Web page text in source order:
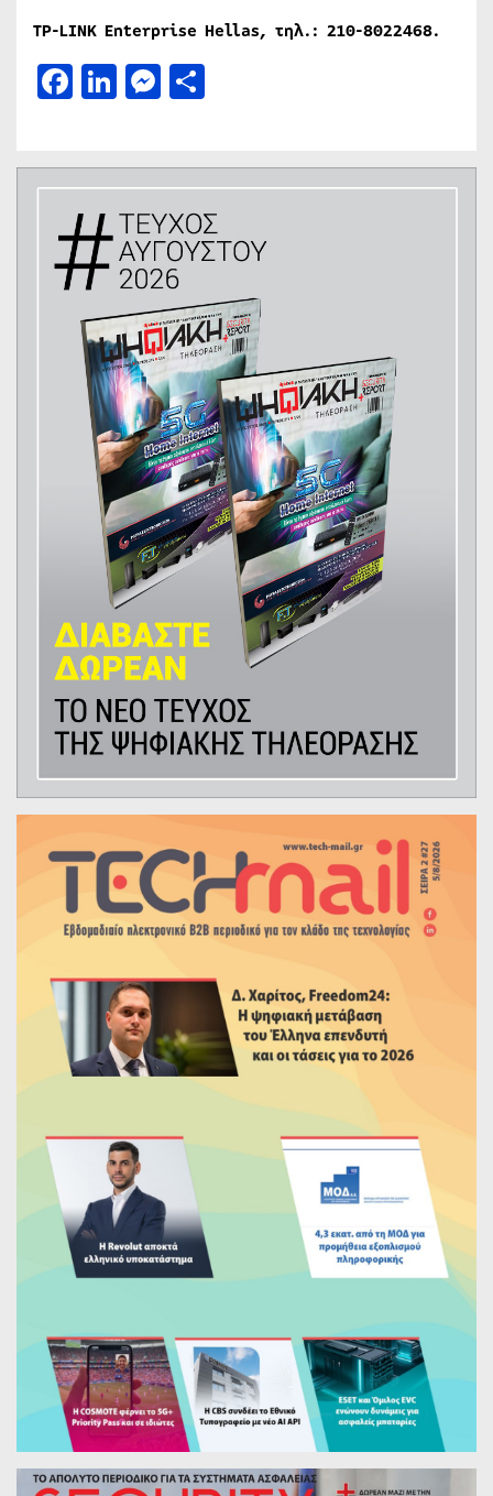
TP-LINK Enterprise Hellas, τηλ.: 210-8022468.
Facebook
LinkedIn
Messenger